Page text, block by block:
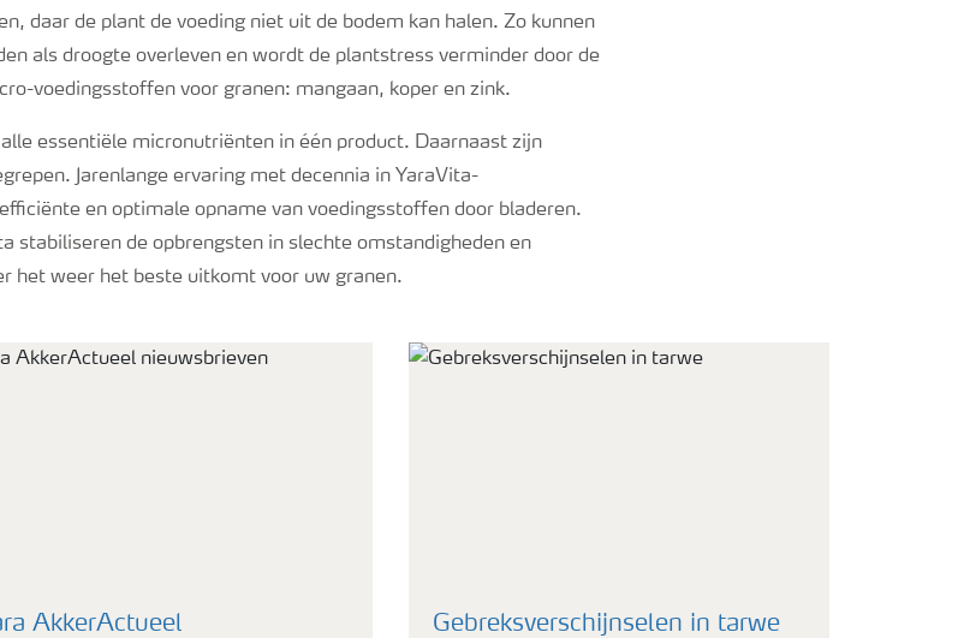
daar de plant de voeding niet uit de bodem kan halen. Zo kunnen
als droogte overleven en wordt de plantstress verminder door de
voedingsstoffen voor granen: mangaan, koper en zink.
essentiële micronutriënten in één product. Daarnaast zijn
Jarenlange ervaring met decennia in YaraVita-
en optimale opname van voedingsstoffen door bladeren.
stabiliseren de opbrengsten in slechte omstandigheden en
het weer het beste uitkomt voor uw granen.
AkkerActueel
Gebreksverschijnselen in tarwe